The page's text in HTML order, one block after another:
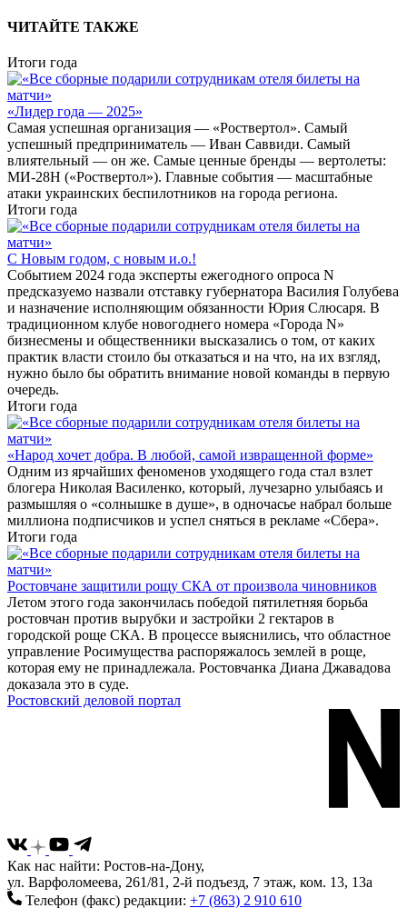
ЧИТАЙТЕ ТАКЖЕ
Итоги года
«Лидер года — 2025»
Самая успешная организация — «Роствертол». Самый
успешный предприниматель — Иван Саввиди. Самый
влиятельный — он же. Самые ценные бренды — вертолеты:
МИ-28Н («Роствертол»). Главные события — масштабные
атаки украинских беспилотников на города региона.
Итоги года
С Новым годом, с новым и.о.!
Событием 2024 года эксперты ежегодного опроса N
предсказуемо назвали отставку губернатора Василия Голубева
и назначение исполняющим обязанности Юрия Слюсаря. В
традиционном клубе новогоднего номера «Города N»
бизнесмены и общественники высказались о том, от каких
практик власти стоило бы отказаться и на что, на их взгляд,
нужно было бы обратить внимание новой команды в первую
очередь.
Итоги года
«Народ хочет добра. В любой, самой извращенной форме»
Одним из ярчайших феноменов уходящего года стал взлет
блогера Николая Василенко, который, лучезарно улыбаясь и
размышляя о «солнышке в душе», в одночасье набрал больше
миллиона подписчиков и успел сняться в рекламе «Сбера».
Итоги года
Ростовчане защитили рощу СКА от произвола чиновников
Летом этого года закончилась победой пятилетняя борьба
ростовчан против вырубки и застройки 2 гектаров в
городской роще СКА. В процессе выяснились, что областное
управление Росимущества распоряжалось землей в роще,
которая ему не принадлежала. Ростовчанка Диана Джавадова
доказала это в суде.
Ростовский деловой портал
Как нас найти: Ростов-на-Дону,
ул. Варфоломеева, 261/81, 2-й подъезд, 7 этаж, ком. 13, 13а
Телефон (факс) редакции: +7 (863) 2 910 610